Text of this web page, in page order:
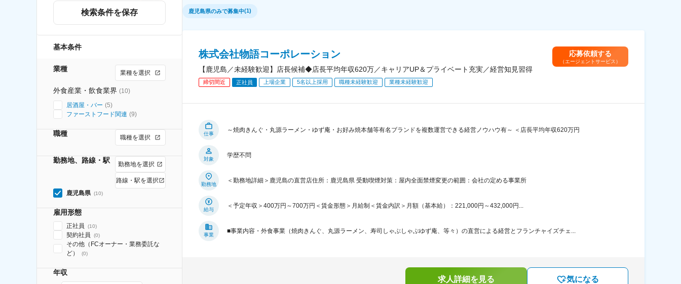
検索条件を保存
基本条件
業種 業種を選択
外食産業・飲食業界 (10)
居酒屋・バー (5)
ファーストフード関連 (9)
職種 職種を選択
勤務地、路線・駅 勤務地を選択
路線・駅を選択
鹿児島県 (10)
雇用形態
正社員 (10)
契約社員 (0)
その他（FCオーナー・業務委託な
ど）
(0)
年収
鹿児島県のみで募集中(1)
株式会社物語コーポレーション
【鹿児島／未経験歓迎】店長候補◆店長平均年収620万／キャリアUP＆プライベート充実／経営知見習得
締切間近 正社員 上場企業 5名以上採用 職種未経験歓迎 業種未経験歓迎
応募依頼する
（エージェントサービス）
仕事
～焼肉きんぐ・丸源ラーメン・ゆず庵・お好み焼本舗等有名ブランドを複数運営できる経営ノウハウ有～ ＜店長平均年収620万円
対象
学歴不問
勤務地
＜勤務地詳細＞鹿児島の直営店住所：鹿児島県 受動喫煙対策：屋内全面禁煙変更の範囲：会社の定める事業所
給与
＜予定年収＞400万円～700万円＜賃金形態＞月給制＜賃金内訳＞月額（基本給）：221,000円～432,000円...
事業
■事業内容・外食事業（焼肉きんぐ、丸源ラーメン、寿司しゃぶしゃぶゆず庵、等々）の直営による経営とフランチャイズチェ...
求人詳細を見る 気になる